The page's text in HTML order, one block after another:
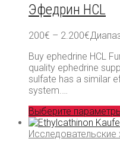
Эфедрин HCL
200€ – 2.200€
Buy ephedrine HCL
quality ephedrine
sulfate has a similar
system.…
Выберите
Исследовательские